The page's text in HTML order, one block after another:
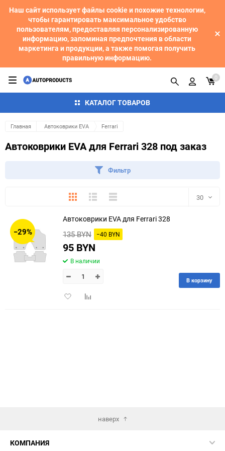
Наш сайт использует файлы cookie и похожие технологии,
чтобы гарантировать максимальное удобство
пользователям, предоставляя персонализированную
информацию, запоминая предпочтения в области
маркетинга и продукции, а также помогая получить
правильную информацию.
КАТАЛОГ ТОВАРОВ
0
Главная Автоковрики EVA Ferrari
Автоковрики EVA для Ferrari 328 под заказ
Фильтр
ПлиткаПодробноКомпактно 30
150
−29%
Автоковрики EVA для Ferrari 328
135 BYN −40 BYN
95 BYN
В наличии
ДобавитьДобавить
В корзину
наверх
КОМПАНИЯ